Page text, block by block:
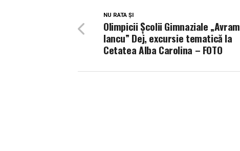
NU RATA ȘI
Olimpicii Școlii Gimnaziale „Avram
Iancu” Dej, excursie tematică la
Cetatea Alba Carolina – FOTO